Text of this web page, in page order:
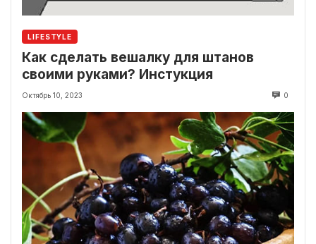
LIFESTYLE
Как сделать вешалку для штанов
своими руками? Инстукция
Октябрь 10, 2023 0